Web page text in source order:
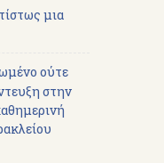
μια
ούτε
στην